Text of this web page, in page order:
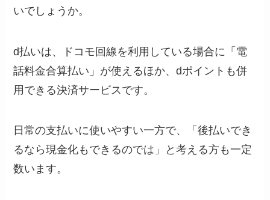
いでしょうか。
d払いは、ドコモ回線を利用している場合に「電
話料金合算払い」が使えるほか、dポイントも併
用できる決済サービスです。
日常の支払いに使いやすい一方で、「後払いでき
るなら現金化もできるのでは」と考える方も一定
数います。